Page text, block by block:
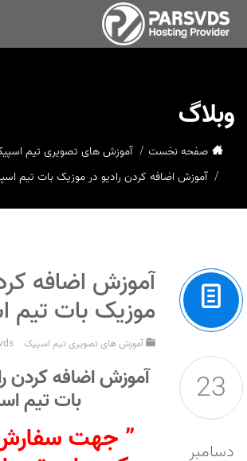
وبلاگ
صفحه نخست
آموزش های تصویری تیم
آموزش اضافه کردن رادیو در موزیک بات تیم
23
دسامبر
آموزش اضافه
موزیک بات تیم
آموزش های تصویری تیم اسپیک
آموزش اضافه کردن
بات تیم
” جهت